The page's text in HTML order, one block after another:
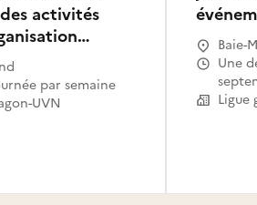
activités
par semaine
UVN
Baie-
Une demi-journée le 26